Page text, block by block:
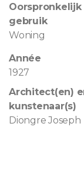
Oorspronkelijk
gebruik
Woning
Année
1927
Architect(en)
kunstenaar(s)
Diongre Joseph